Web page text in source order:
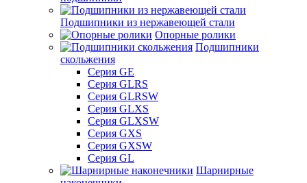
Подшипники из нержавеющей стали
Опорные ролики
Подшипники
скольжения
Серия GE
Серия GLRS
Серия GLRSW
Серия GLXS
Серия GLXSW
Серия GXS
Серия GXSW
Серия GL
Шарнирные